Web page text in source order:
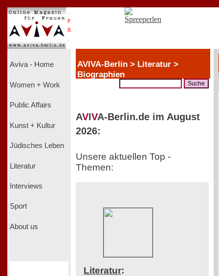
P
R
Aviva - Home
Women + Work
Public Affairs
Kunst + Kultur
Jüdisches Leben
Literatur
Interviews
Sport
About us
AVIVA-Berlin > Literatur >
Biographien
AVIVA-Berlin.de im August
2026:
Unsere aktuellen Top -
Themen:
Literatur: